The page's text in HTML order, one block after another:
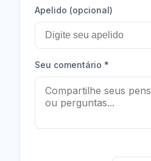
Apelido (opcional)
Seu comentário *